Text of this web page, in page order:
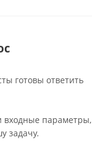
готовы ответить
входные параметры,
задачу.